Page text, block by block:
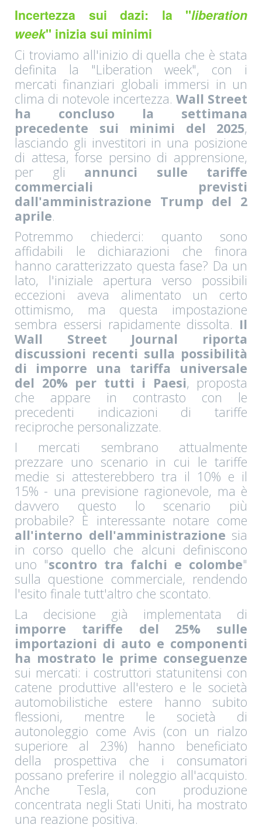
Incertezza sui dazi: la "liberation
week" inizia sui minimi
Ci troviamo all'inizio di quella che è stata
definita la "Liberation week", con i
mercati finanziari globali immersi in un
clima di notevole incertezza. Wall Street
ha concluso la settimana
precedente sui minimi del 2025,
lasciando gli investitori in una posizione
di attesa, forse persino di apprensione,
per gli annunci sulle tariffe
commerciali previsti
dall'amministrazione Trump del 2
aprile.
Potremmo chiederci: quanto sono
affidabili le dichiarazioni che finora
hanno caratterizzato questa fase? Da un
lato, l'iniziale apertura verso possibili
eccezioni aveva alimentato un certo
ottimismo, ma questa impostazione
sembra essersi rapidamente dissolta. Il
Wall Street Journal riporta
discussioni recenti sulla possibilità
di imporre una tariffa universale
del 20% per tutti i Paesi, proposta
che appare in contrasto con le
precedenti indicazioni di tariffe
reciproche personalizzate.
I mercati sembrano attualmente
prezzare uno scenario in cui le tariffe
medie si attesterebbero tra il 10% e il
15% - una previsione ragionevole, ma è
davvero questo lo scenario più
probabile? È interessante notare come
all'interno dell'amministrazione sia
in corso quello che alcuni definiscono
uno "scontro tra falchi e colombe"
sulla questione commerciale, rendendo
l'esito finale tutt'altro che scontato.
La decisione già implementata di
imporre tariffe del 25% sulle
importazioni di auto e componenti
ha mostrato le prime conseguenze
sui mercati: i costruttori statunitensi con
catene produttive all'estero e le società
automobilistiche estere hanno subito
flessioni, mentre le società di
autonoleggio come Avis (con un rialzo
superiore al 23%) hanno beneficiato
della prospettiva che i consumatori
possano preferire il noleggio all'acquisto.
Anche Tesla, con produzione
concentrata negli Stati Uniti, ha mostrato
una reazione positiva.